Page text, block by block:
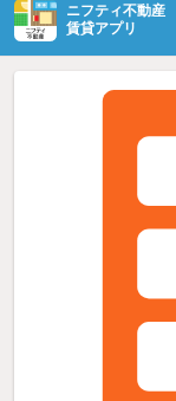
ニフティ不動産
賃貸アプリ